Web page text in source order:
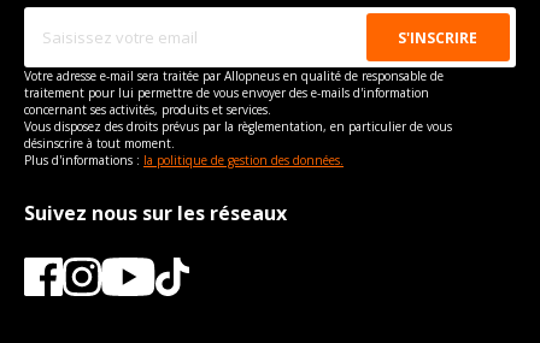
Votre adresse e-mail sera traitée par Allopneus en qualité de responsable de
traitement pour lui permettre de vous envoyer des e-mails d'information
concernant ses activités, produits et services.
Vous disposez des droits prévus par la règlementation, en particulier de vous
désinscrire à tout moment.
Plus d'informations : la politique de gestion des données.
Suivez nous sur les réseaux